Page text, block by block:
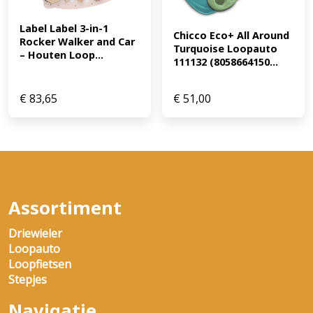
Label Label 3-in-1
Rocker Walker and Car
– Houten Loop...
€83,65
Chicco Eco+ All Around
Turquoise Loopauto
111132 (8058664150...
€51,00
Assortiment
Driewieler
Loopauto
Loopfietsen
Stepjes